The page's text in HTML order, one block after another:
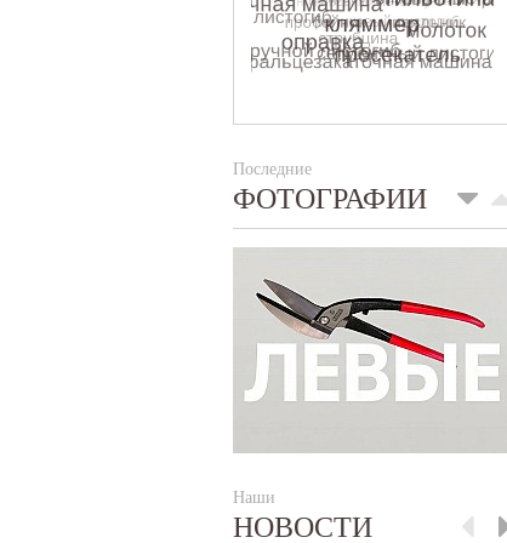
Последние
ФОТОГРАФИИ
Наши
НОВОСТИ